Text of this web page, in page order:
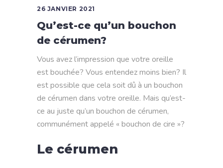
26 JANVIER 2021
Qu’est-ce qu’un bouchon
de cérumen?
Vous avez l’impression que votre oreille
est bouchée? Vous entendez moins bien? Il
est possible que cela soit dû à un bouchon
de cérumen dans votre oreille. Mais qu’est-
ce au juste qu’un bouchon de cérumen,
communément appelé « bouchon de cire »?
Le cérumen